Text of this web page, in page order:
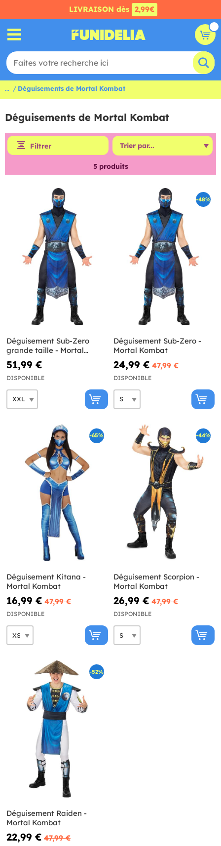
LIVRAISON dès 2,99€
... Déguisements de Mortal Kombat
Déguisements de Mortal Kombat
Filtrer
5produits
Déguisement Sub-Zero
grande taille - Mortal
Kombat
51,99 €
DISPONIBLE
-48%
Déguisement Sub-Zero -
Mortal Kombat
24,99 € 47,99 €
DISPONIBLE
-65%
Déguisement Kitana -
Mortal Kombat
16,99 € 47,99 €
DISPONIBLE
-44%
Déguisement Scorpion -
Mortal Kombat
26,99 € 47,99 €
DISPONIBLE
-52%
Déguisement Raiden -
Mortal Kombat
22,99 € 47,99 €